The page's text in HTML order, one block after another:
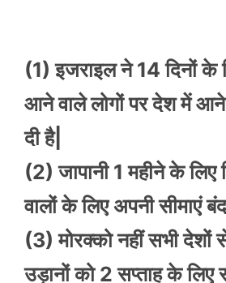
(1) इजराइल ने 14 दिनों के
आने वाले लोगों पर देश में आने
दी है|
(2) जापानी 1 महीने के
वालों के लिए अपनी सीमाएं
(3) मोरक्को नहीं सभी
उड़ानों को 2 सप्ताह के लिए